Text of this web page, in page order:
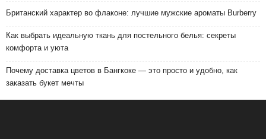
Британский характер во флаконе: лучшие мужские ароматы Burberry
Как выбрать идеальную ткань для постельного белья: секреты
комфорта и уюта
Почему доставка цветов в Бангкоке — это просто и удобно, как
заказать букет мечты